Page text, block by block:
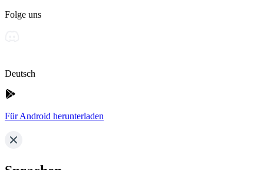
Folge uns
Deutsch
Für Android herunterladen